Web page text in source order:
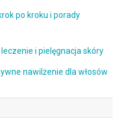
po kroku i porady
i pielęgnacja skóry
nawilżenie dla włosów